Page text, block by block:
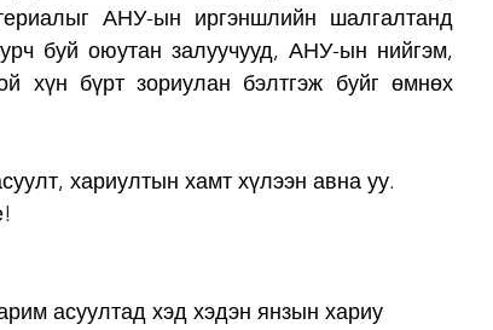
АНУ-ын иргэншлийн шалгалтанд
буй оюутан залуучууд, АНУ-ын нийгэм,
хүн бүрт зориулан бэлтгэж буйг өмнөх
хариултын хамт хүлээн авна уу.
асуултад хэд хэдэн янзын хариу